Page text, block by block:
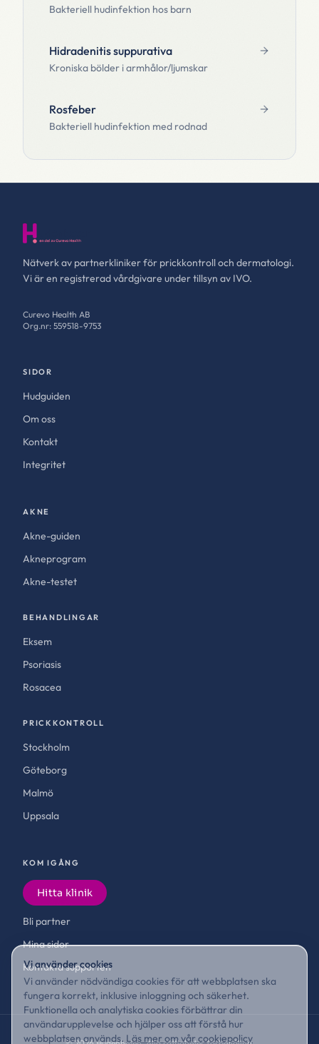
Bakteriell hudinfektion hos barn
Hidradenitis suppurativa
Kroniska bölder i armhålor/ljumskar
Rosfeber
Bakteriell hudinfektion med rodnad
Nätverk av partnerkliniker för prickkontroll och dermatologi.
Vi är en registrerad vårdgivare under tillsyn av IVO.
Curevo Health AB
Org.nr: 559518-9753
SIDOR
Hudguiden
Om oss
Kontakt
Integritet
AKNE
Akne-guiden
Akneprogram
Akne-testet
BEHANDLINGAR
Eksem
Psoriasis
Rosacea
PRICKKONTROLL
Stockholm
Göteborg
Malmö
Uppsala
KOM IGÅNG
Hitta klinik
Bli partner
Mina sidor
Kontakta supporten
Vi använder cookies
Vi använder nödvändiga cookies för att webbplatsen ska
fungera korrekt, inklusive inloggning och säkerhet.
Funktionella och analytiska cookies förbättrar din
användarupplevelse och hjälper oss att förstå hur
webbplatsen används. Läs mer om vår cookiepolicy